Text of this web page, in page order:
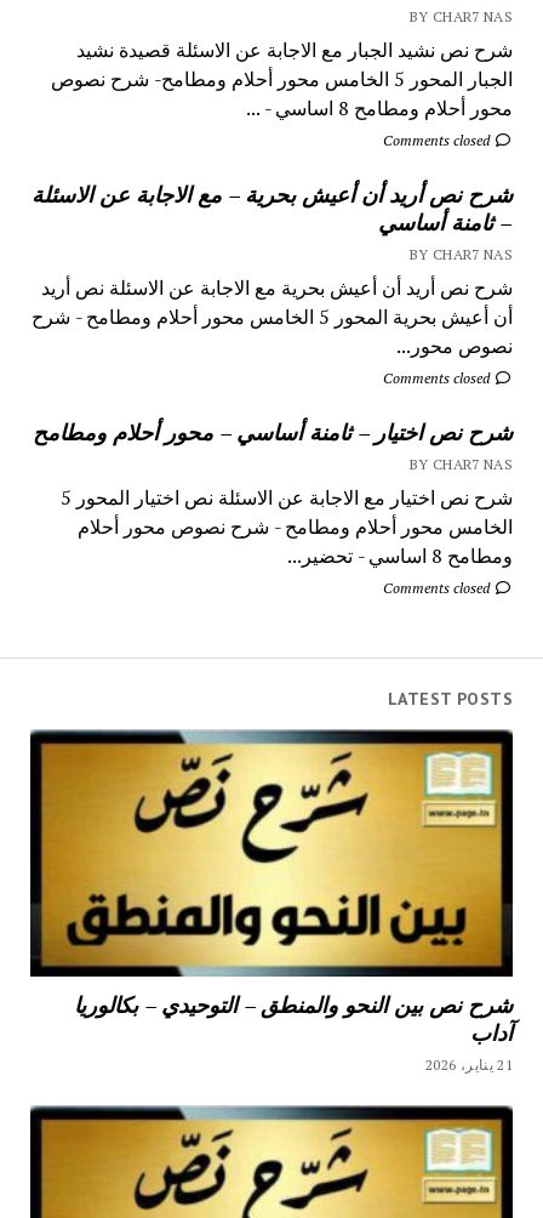
BY CHAR7 NAS
شرح نص نشيد الجبار مع الاجابة عن الاسئلة قصيدة نشيد
الجبار المحور 5 الخامس محور أحلام ومطامح- شرح نصوص
محور أحلام ومطامح 8 اساسي - ...
Comments closed
شرح نص أريد أن أعيش بحرية – مع الاجابة عن الاسئلة
– ثامنة أساسي
BY CHAR7 NAS
شرح نص أريد أن أعيش بحرية مع الاجابة عن الاسئلة نص أريد
أن أعيش بحرية المحور 5 الخامس محور أحلام ومطامح - شرح
نصوص محور...
Comments closed
شرح نص اختيار – ثامنة أساسي – محور أحلام ومطامح
BY CHAR7 NAS
شرح نص اختيار مع الاجابة عن الاسئلة نص اختيار المحور 5
الخامس محور أحلام ومطامح - شرح نصوص محور أحلام
ومطامح 8 اساسي - تحضير...
Comments closed
LATEST POSTS
شرح نص بين النحو والمنطق – التوحيدي – بكالوريا
آداب
21 يناير، 2026